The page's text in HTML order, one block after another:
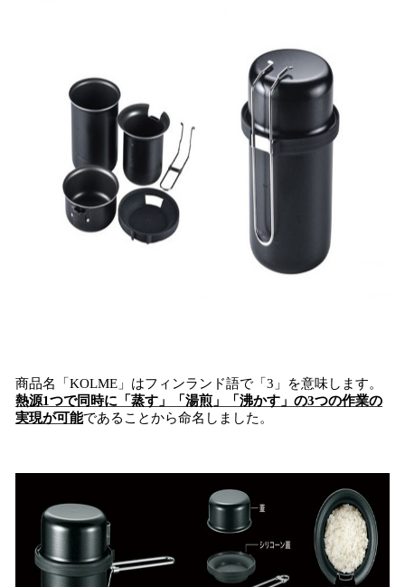
商品名「KOLME」はフィンランド語で「3」を意味します。
熱源1つで同時に「蒸す」「湯煎」「沸かす」の3つの作業の
実現が可能であることから命名しました。